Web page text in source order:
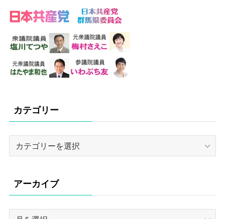
カテゴリー
ー
アーカイブ